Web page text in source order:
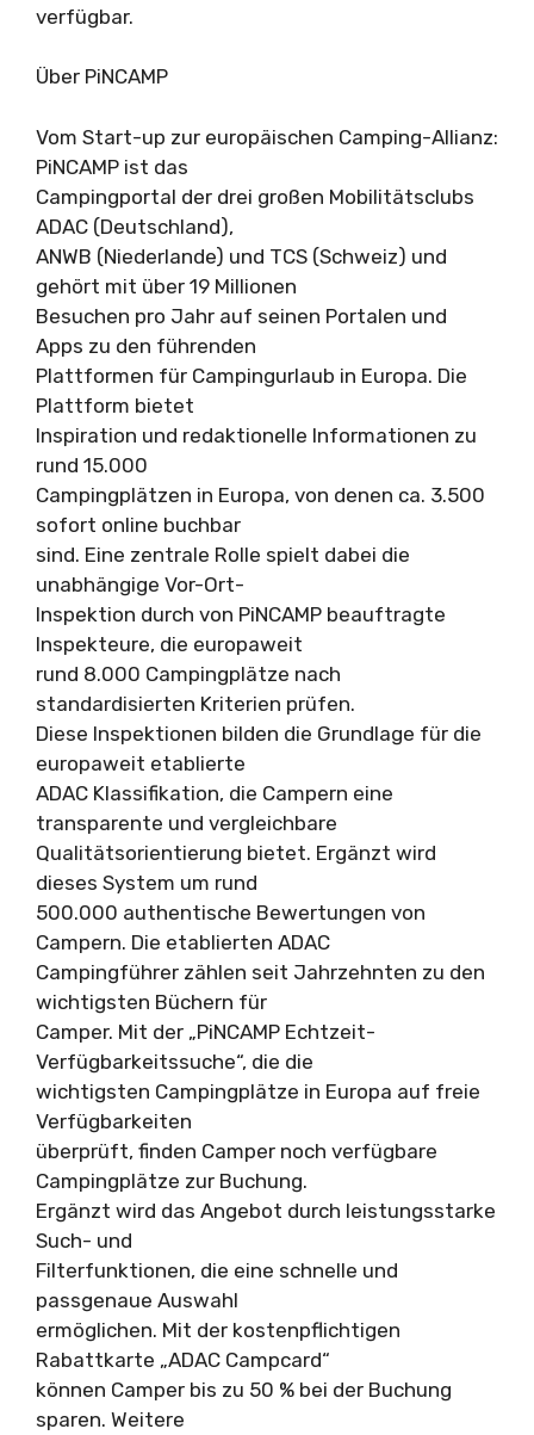
verfügbar.
Über PiNCAMP
Vom Start-up zur europäischen Camping-Allianz:
PiNCAMP ist das
Campingportal der drei großen Mobilitätsclubs
ADAC (Deutschland),
ANWB (Niederlande) und TCS (Schweiz) und
gehört mit über 19 Millionen
Besuchen pro Jahr auf seinen Portalen und
Apps zu den führenden
Plattformen für Campingurlaub in Europa. Die
Plattform bietet
Inspiration und redaktionelle Informationen zu
rund 15.000
Campingplätzen in Europa, von denen ca. 3.500
sofort online buchbar
sind. Eine zentrale Rolle spielt dabei die
unabhängige Vor-Ort-
Inspektion durch von PiNCAMP beauftragte
Inspekteure, die europaweit
rund 8.000 Campingplätze nach
standardisierten Kriterien prüfen.
Diese Inspektionen bilden die Grundlage für die
europaweit etablierte
ADAC Klassifikation, die Campern eine
transparente und vergleichbare
Qualitätsorientierung bietet. Ergänzt wird
dieses System um rund
500.000 authentische Bewertungen von
Campern. Die etablierten ADAC
Campingführer zählen seit Jahrzehnten zu den
wichtigsten Büchern für
Camper. Mit der „PiNCAMP Echtzeit-
Verfügbarkeitssuche“, die die
wichtigsten Campingplätze in Europa auf freie
Verfügbarkeiten
überprüft, finden Camper noch verfügbare
Campingplätze zur Buchung.
Ergänzt wird das Angebot durch leistungsstarke
Such- und
Filterfunktionen, die eine schnelle und
passgenaue Auswahl
ermöglichen. Mit der kostenpflichtigen
Rabattkarte „ADAC Campcard“
können Camper bis zu 50 % bei der Buchung
sparen. Weitere